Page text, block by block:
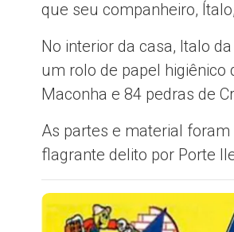
que seu companheiro,
No interior da casa, Italo
um rolo de papel higiênico
Maconha e 84 pedras de
As partes e material foram
flagrante delito por Porte